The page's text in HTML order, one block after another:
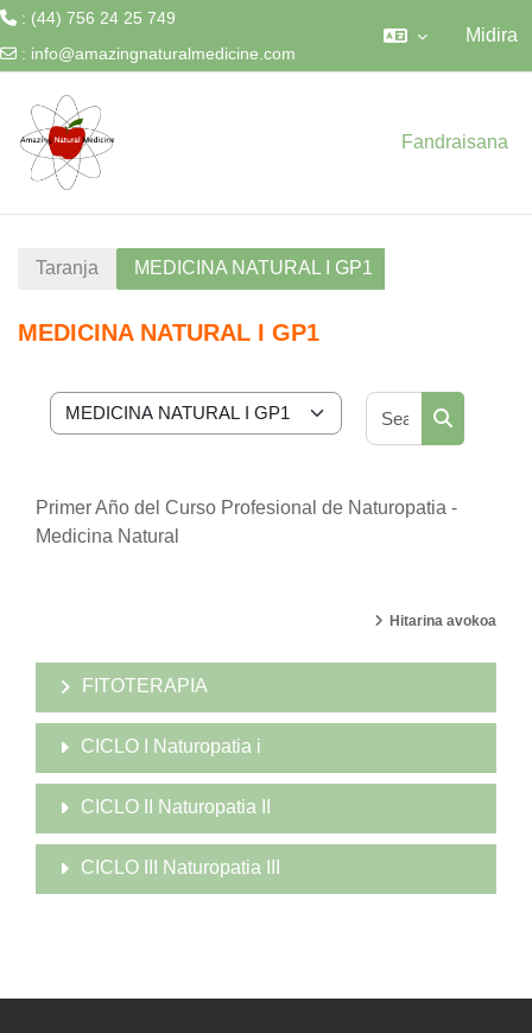
: (44) 756 24 25 749
: info@amazingnaturalmedicine.com
Midira
Fandraisana
Taranja MEDICINA NATURAL I GP1
MEDICINA NATURAL I GP1
Karazana taranja
Search
Primer Año del Curso Profesional de Naturopatia -
Medicina Natural
Hitarina avokoa
FITOTERAPIA
CICLO I Naturopatia i
CICLO II Naturopatia II
CICLO III Naturopatia III